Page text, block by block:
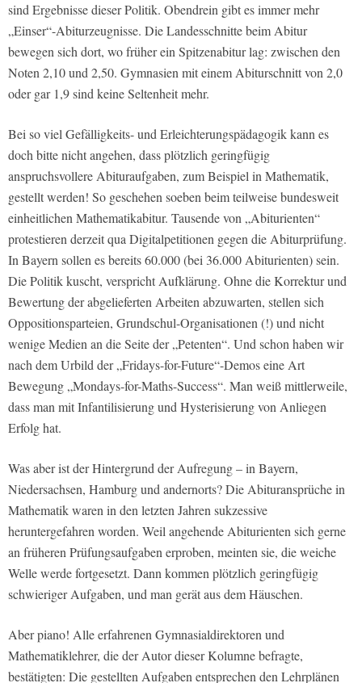
sind Ergebnisse dieser Politik. Obendrein gibt es immer mehr
„Einser“-Abiturzeugnisse. Die Landesschnitte beim Abitur
bewegen sich dort, wo früher ein Spitzenabitur lag: zwischen den
Noten 2,10 und 2,50. Gymnasien mit einem Abiturschnitt von 2,0
oder gar 1,9 sind keine Seltenheit mehr.
Bei so viel Gefälligkeits- und Erleichterungspädagogik kann es
doch bitte nicht angehen, dass plötzlich geringfügig
anspruchsvollere Abituraufgaben, zum Beispiel in Mathematik,
gestellt werden! So geschehen soeben beim teilweise bundesweit
einheitlichen Mathematikabitur. Tausende von „Abiturienten“
protestieren derzeit qua Digitalpetitionen gegen die Abiturprüfung.
In Bayern sollen es bereits 60.000 (bei 36.000 Abiturienten) sein.
Die Politik kuscht, verspricht Aufklärung. Ohne die Korrektur und
Bewertung der abgelieferten Arbeiten abzuwarten, stellen sich
Oppositionsparteien, Grundschul-Organisationen (!) und nicht
wenige Medien an die Seite der „Petenten“. Und schon haben wir
nach dem Urbild der „Fridays-for-Future“-Demos eine Art
Bewegung „Mondays-for-Maths-Success“. Man weiß mittlerweile,
dass man mit Infantilisierung und Hysterisierung von Anliegen
Erfolg hat.
Was aber ist der Hintergrund der Aufregung – in Bayern,
Niedersachsen, Hamburg und andernorts? Die Abituransprüche in
Mathematik waren in den letzten Jahren sukzessive
heruntergefahren worden. Weil angehende Abiturienten sich gerne
an früheren Prüfungsaufgaben erproben, meinten sie, die weiche
Welle werde fortgesetzt. Dann kommen plötzlich geringfügig
schwieriger Aufgaben, und man gerät aus dem Häuschen.
Aber piano! Alle erfahrenen Gymnasialdirektoren und
Mathematiklehrer, die der Autor dieser Kolumne befragte,
bestätigten: Die gestellten Aufgaben entsprechen den Lehrplänen